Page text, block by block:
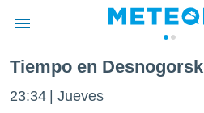
de
Tiempo en Desnogorsk
23:34 Jueves